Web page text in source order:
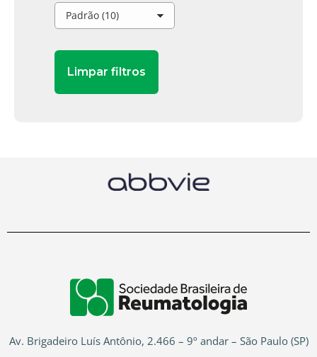
Av. Brigadeiro Luís Antônio, 2.466 – 9º andar – São Paulo (SP)